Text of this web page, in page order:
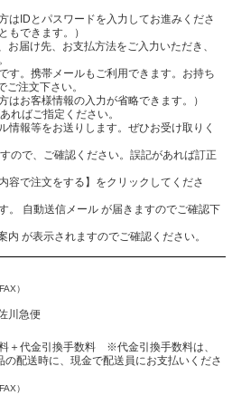
とパスワードを入力してお進みくださ
もできます。）
届け先、お支払方法をご入力いただき、
携帯メールもご利用できます。お持ち
注文下さい。
客様情報の入力が省略できます。）
ればご指定ください。
をお送りします。ぜひお受け取りく
ので、ご確認ください。誤記があれば訂正
文をする】をクリックしてくださ
動送信メール が届きますのでご確認下
が表示されますのでご確認ください。
）
川急便
＋代金引換手数料 ※代金引換手数料は、
配送時に、現金で配送員にお支払いくださ
）